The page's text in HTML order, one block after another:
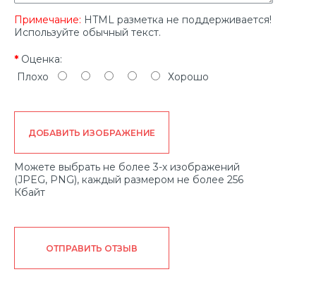
Примечание: HTML разметка не поддерживается!
Используйте обычный текст.
Оценка:
Плохо
Хорошо
ДОБАВИТЬ ИЗОБРАЖЕНИЕ
Можете выбрать не более 3-х изображений
(JPEG, PNG), каждый размером не более 256
Кбайт
ОТПРАВИТЬ ОТЗЫВ